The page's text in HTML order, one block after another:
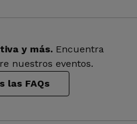
y más. Encuentra
nuestros eventos.
las FAQs